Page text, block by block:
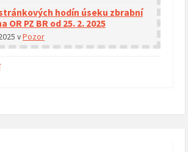
hodín úseku zbrabní
OR PZ BR od 25. 2. 2025
vPozor